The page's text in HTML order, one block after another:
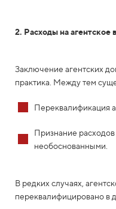
2. Расходы на агентское
Заключение агентских
практика. Между тем
Переквалификация
Признание
необоснованными.
В редких случаях,
переквалифицировано в